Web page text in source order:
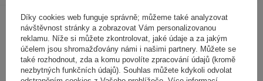
Ostatní zákazníci si prohlédli
Díky cookies web funguje správně; můžeme také analyzovat
návštěvnost stránky a zobrazovat Vám personalizovanou
reklamu. Níže si můžete zkontrolovat, jaké údaje a za jakým
účelem jsou shromažďovány námi i našimi partnery. Můžete se
také rozhodnout, zda a komu povolíte zpracování údajů (kromě
nezbytných funkčních údajů). Souhlas můžete kdykoli odvolat